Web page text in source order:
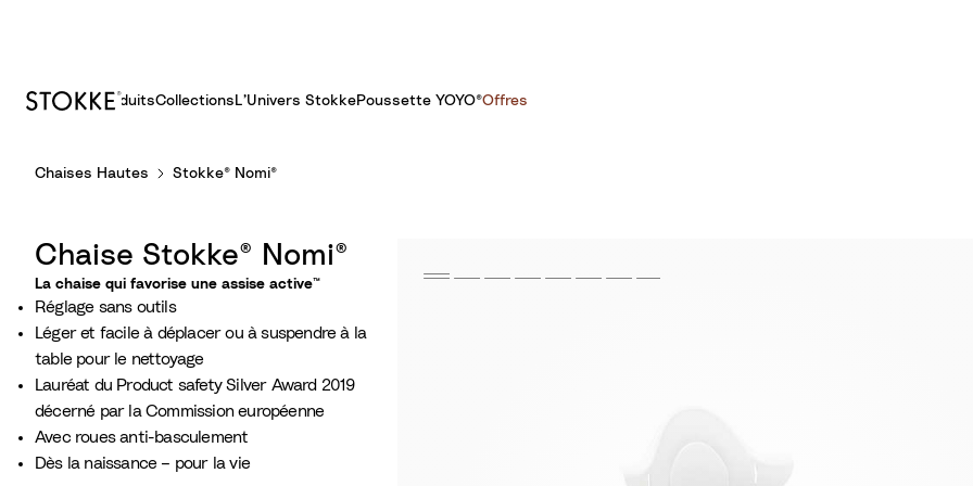
ProduitsCollections L’Univers StokkePoussette YOYO®​Offres
Chaises Hautes Stokke® Nomi®
Chaise Stokke® Nomi®
La chaise qui favorise une assise active™
Réglage sans outils
Léger et facile à déplacer ou à suspendre à la
table pour le nettoyage
Lauréat du Product safety Silver Award 2019
décerné par la Commission européenne
Avec roues anti-basculement
Dès la naissance – pour la vie